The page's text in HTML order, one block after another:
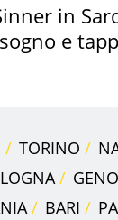
in
e
TORINO
BARI